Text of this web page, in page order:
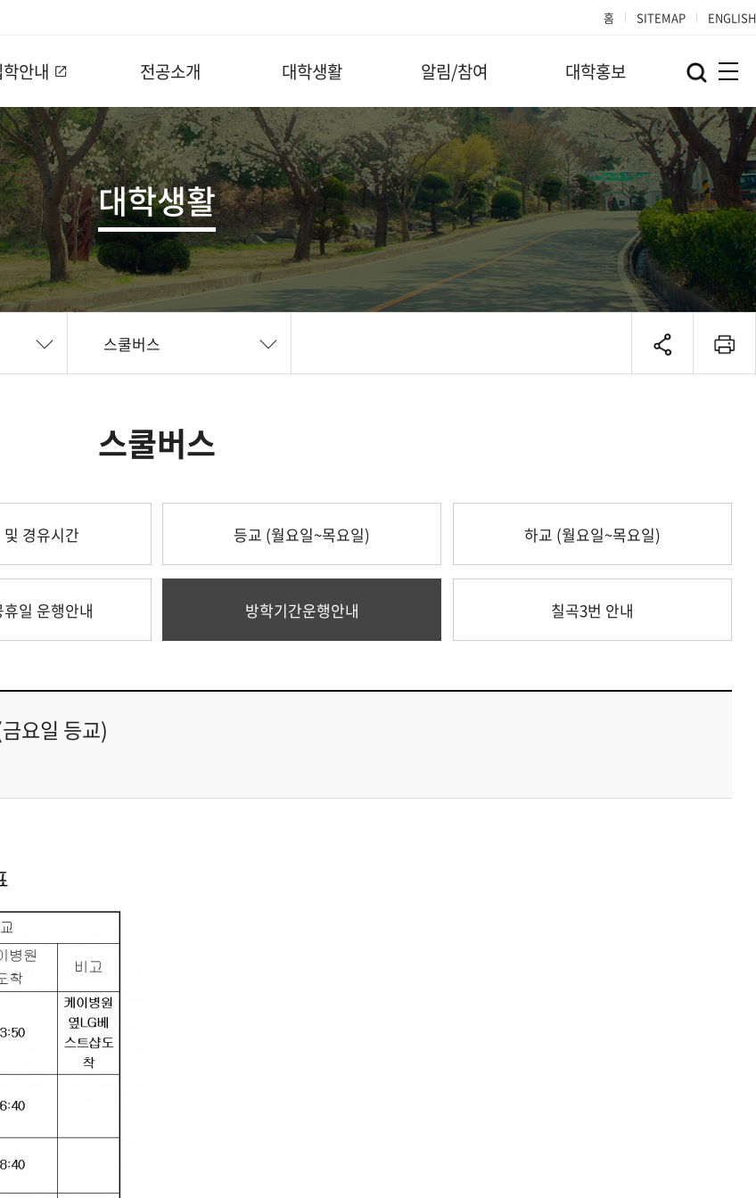
홈 SITEMAP ENGLISH
안내 전공소개 대학생활 알림/참여 대학홍보
대학생활
스쿨버스
스쿨버스
경유시간 등교 (월요일~목요일) 하교 (월요일~목요일)
일 운행안내 방학기간운행안내 칠곡3번 안내
요일 등교)